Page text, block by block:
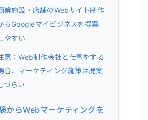
業施設・店舗のWebサイト制作
らGoogleマイビジネスを提案
やすい
意：Web制作会社と仕事をする
合、マーケティング施策は提案
づらい
からWebマーケティングを